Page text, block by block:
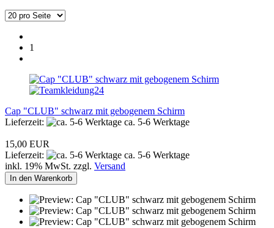
1
Cap "CLUB" schwarz mit gebogenem Schirm
Lieferzeit:
ca. 5-6 Werktage
15,00 EUR
Lieferzeit:
ca. 5-6 Werktage
inkl. 19% MwSt. zzgl. Versand
In den Warenkorb